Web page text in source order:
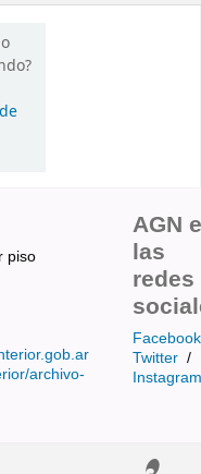
piso
archivo-
AGN
las
redes
Facebook
Twitter /
Instagram